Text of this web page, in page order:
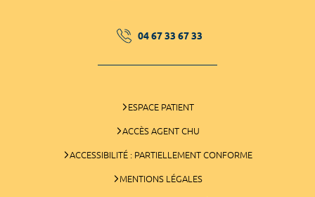
04 67 33 67 33
ESPACE PATIENT
ACCÈS AGENT CHU
ACCESSIBILITÉ : PARTIELLEMENT CONFORME
MENTIONS LÉGALES